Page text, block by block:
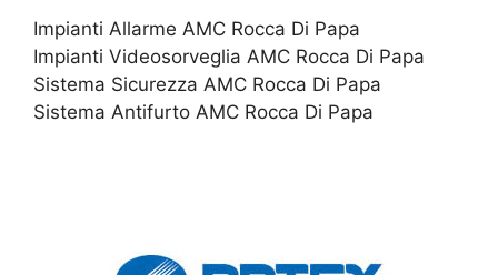
Impianti Allarme AMC Rocca Di Papa
Impianti Videosorveglia AMC Rocca Di Papa
Sistema Sicurezza AMC Rocca Di Papa
Sistema Antifurto AMC Rocca Di Papa